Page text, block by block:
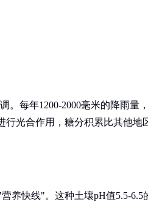
每年1200-2000毫米的降雨量
光合作用，糖分积累比其他地
养快线"。这种土壤pH值5.5-6.5